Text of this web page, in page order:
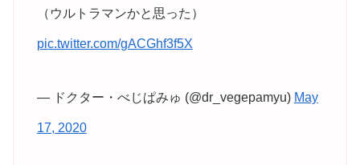
（ウルトラマンかと思った）
pic.twitter.com/gACGhf3f5X
— ドクター・べじぱみゅ (@dr_vegepamyu) May
17, 2020